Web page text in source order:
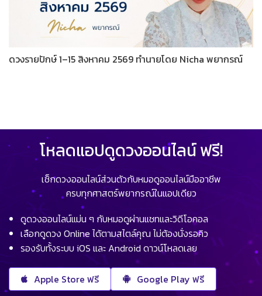
ดวงรายปักษ์ 1–15 สิงหาคม 2569 ทำนายโดย Nicha พยากรณ์
โหลดแอปดูดวงออนไลน์ ฟรี!
เช็กดวงออนไลน์ส่วนตัวกับหมอดูออนไลน์มืออาชีพ
ครบทุกศาสตร์พยากรณ์ในแอปเดียว
ดูดวงออนไลน์แม่น ๆ กับหมอดูผ่านแชทและวิดีโอคอล
เลือกดูดวง Online ได้ตามสไตล์คุณ ไม่ต้องนั่งรอคิว
รองรับทั้งระบบ iOS และ Android ดาวน์โหลดเลย
Apple Store ฟรี Google Play ฟรี